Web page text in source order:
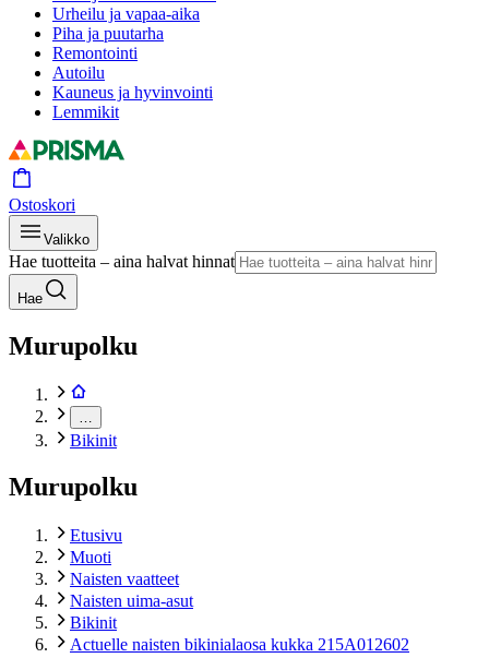
Urheilu ja vapaa-aika
Piha ja puutarha
Remontointi
Autoilu
Kauneus ja hyvinvointi
Lemmikit
Ostoskori
Valikko
Hae tuotteita – aina halvat hinnat
Hae
Murupolku
Bikinit
Murupolku
Etusivu
Muoti
Naisten vaatteet
Naisten uima-asut
Bikinit
Actuelle naisten bikinialaosa kukka 215A012602